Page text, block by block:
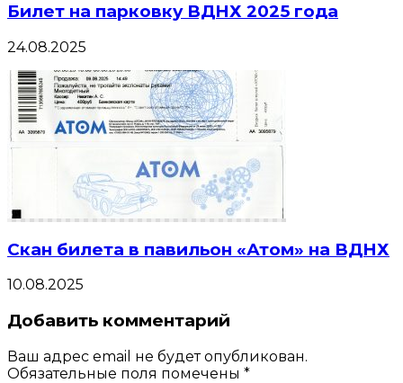
Билет на парковку ВДНХ 2025 года
24.08.2025
Скан билета в павильон «Атом» на ВДНХ
10.08.2025
Добавить комментарий
Ваш адрес email не будет опубликован.
Обязательные поля помечены *